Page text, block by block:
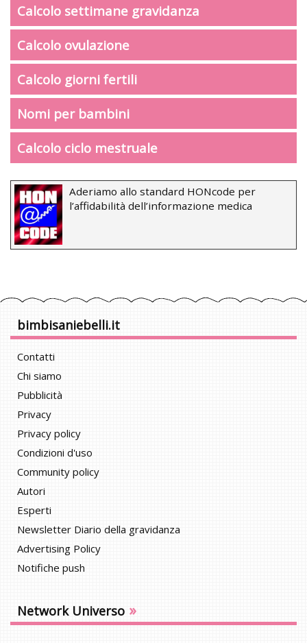
Calcolo settimane gravidanza
Calcolo ovulazione
Calcolo giorni fertili
Nomi per bambini
Calcolo ciclo mestruale
Aderiamo allo standard HONcode per
l’affidabilità dell’informazione medica
bimbisaniebelli.it
Contatti
Chi siamo
Pubblicità
Privacy
Privacy policy
Condizioni d'uso
Community policy
Autori
Esperti
Newsletter Diario della gravidanza
Advertising Policy
Notifiche push
Network Universo »